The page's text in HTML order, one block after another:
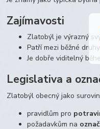
Zajímavosti
Zlatobýl je výrazný
Patří mezi běžné
Je dobře viditelný
Legislativa a
Zlatobýl obecný jako
pravidlům pro
požadavkům na